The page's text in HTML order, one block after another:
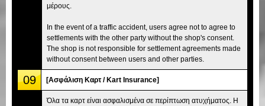
μέρους.
In the event of a traffic accident, users agree not to agree to
settlements with the other party without the shop's consent.
The shop is not responsible for settlement agreements made
without consent between users and other parties.
09 [Ασφάλιση Καρτ / Kart Insurance]
Όλα τα καρτ είναι ασφαλισμένα σε περίπτωση ατυχήματος. Η